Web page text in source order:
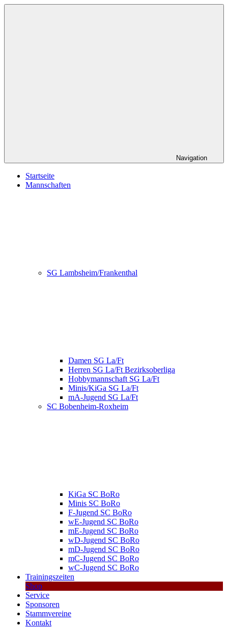
Zum
Navigation
Startseite
Mannschaften
SG Lambsheim/Frankenthal
Damen SG La/Ft
Herren SG La/Ft Bezirksoberliga
Hobbymannschaft SG La/Ft
Minis/KiGa SG La/Ft
mA-Jugend SG La/Ft
SC Bobenheim-Roxheim
KiGa SC BoRo
Minis SC BoRo
F-Jugend SC BoRo
wE-Jugend SC BoRo
mE-Jugend SC BoRo
wD-Jugend SC BoRo
mD-Jugend SC BoRo
mC-Jugend SC BoRo
wC-Jugend SC BoRo
Trainingszeiten
Shop
Service
Sponsoren
Stammvereine
Kontakt